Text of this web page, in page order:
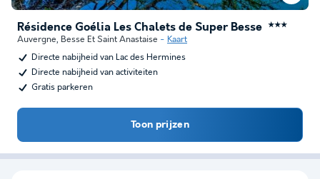
Résidence Goélia Les Chalets de Super Besse ★★★
Auvergne, Besse Et Saint Anastaise
Kaart
Directe nabijheid van Lac des Hermines
Directe nabijheid van activiteiten
Gratis parkeren
Toon prijzen